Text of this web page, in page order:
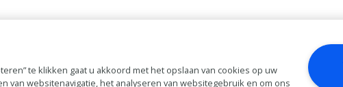
te klikken gaat u akkoord met het opslaan van cookies op uw
van websitenavigatie, het analyseren van websitegebruik en om ons